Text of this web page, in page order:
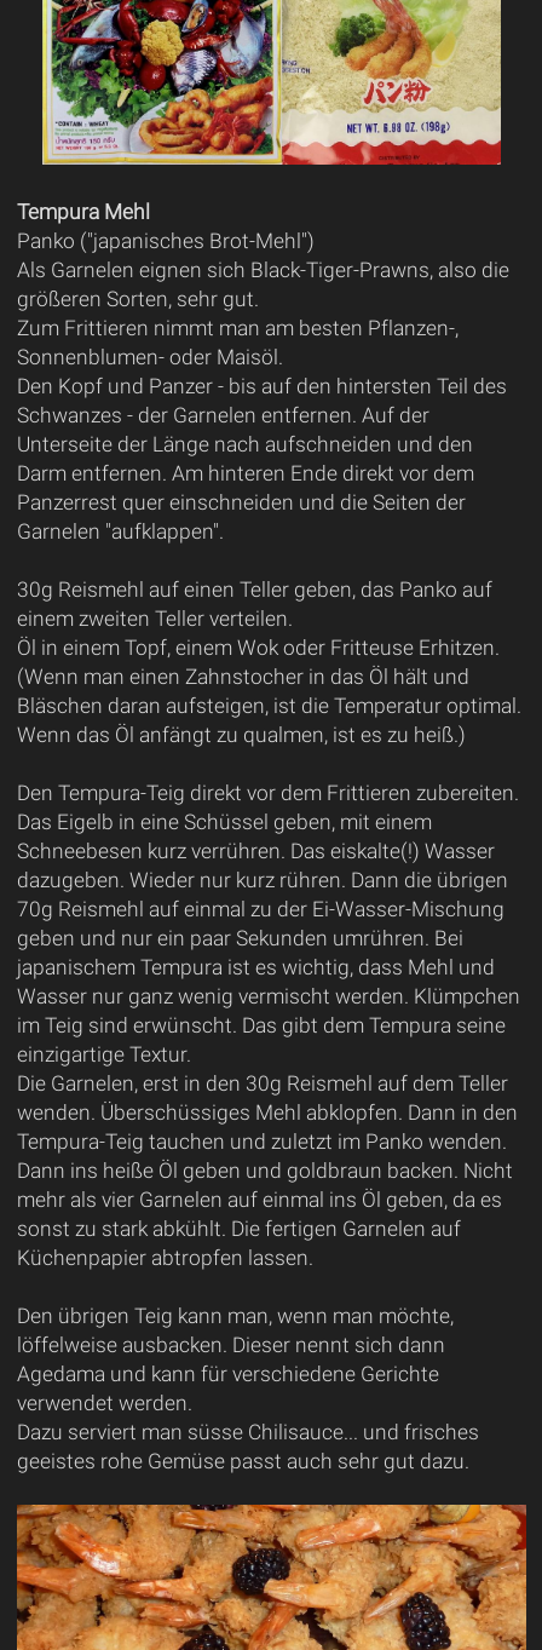
Tempura Mehl
Panko ("japanisches Brot-Mehl")
Als Garnelen eignen sich Black-Tiger-Prawns, also die
größeren Sorten, sehr gut.
Zum Frittieren nimmt man am besten Pflanzen-,
Sonnenblumen- oder Maisöl.
Den Kopf und Panzer - bis auf den hintersten Teil des
Schwanzes - der Garnelen entfernen. Auf der
Unterseite der Länge nach aufschneiden und den
Darm entfernen. Am hinteren Ende direkt vor dem
Panzerrest quer einschneiden und die Seiten der
Garnelen "aufklappen".
30g Reismehl auf einen Teller geben, das Panko auf
einem zweiten Teller verteilen.
Öl in einem Topf, einem Wok oder Fritteuse Erhitzen.
(Wenn man einen Zahnstocher in das Öl hält und
Bläschen daran aufsteigen, ist die Temperatur optimal.
Wenn das Öl anfängt zu qualmen, ist es zu heiß.)
Den Tempura-Teig direkt vor dem Frittieren zubereiten.
Das Eigelb in eine Schüssel geben, mit einem
Schneebesen kurz verrühren. Das eiskalte(!) Wasser
dazugeben. Wieder nur kurz rühren. Dann die übrigen
70g Reismehl auf einmal zu der Ei-Wasser-Mischung
geben und nur ein paar Sekunden umrühren. Bei
japanischem Tempura ist es wichtig, dass Mehl und
Wasser nur ganz wenig vermischt werden. Klümpchen
im Teig sind erwünscht. Das gibt dem Tempura seine
einzigartige Textur.
Die Garnelen, erst in den 30g Reismehl auf dem Teller
wenden. Überschüssiges Mehl abklopfen. Dann in den
Tempura-Teig tauchen und zuletzt im Panko wenden.
Dann ins heiße Öl geben und goldbraun backen. Nicht
mehr als vier Garnelen auf einmal ins Öl geben, da es
sonst zu stark abkühlt. Die fertigen Garnelen auf
Küchenpapier abtropfen lassen.
Den übrigen Teig kann man, wenn man möchte,
löffelweise ausbacken. Dieser nennt sich dann
Agedama und kann für verschiedene Gerichte
verwendet werden.
Dazu serviert man süsse Chilisauce... und frisches
geeistes rohe Gemüse passt auch sehr gut dazu.